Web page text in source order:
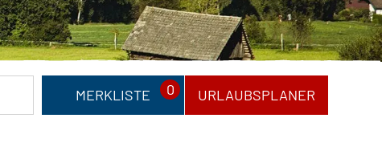
MERKLISTE 0 URLAUBSPLANER